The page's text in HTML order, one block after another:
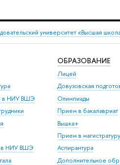
университет «Высшая
в НИУ ВШЭ
в НИУ ВШЭ
ОБРАЗОВАНИЕ
Лицей
Довузовская
Олимпиады
Прием в бакалавриат
Вышка+
Прием в магистратуру
Аспирантура
Дополнительное